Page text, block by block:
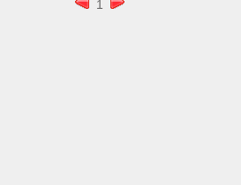
1